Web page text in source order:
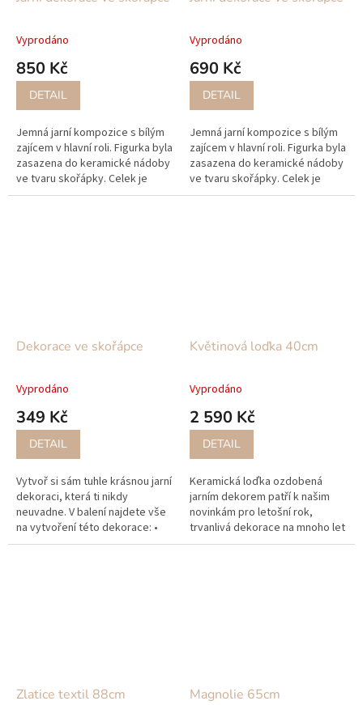
Vyprodáno
850 Kč
DETAIL
Jemná jarní kompozice s bílým
zajícem v hlavní roli. Figurka byla
zasazena do keramické nádoby
ve tvaru skořápky. Celek je
veden ve světlých, pastelových
Vyprodáno
690 Kč
DETAIL
Jemná jarní kompozice s bílým
zajícem v hlavní roli. Figurka byla
zasazena do keramické nádoby
ve tvaru skořápky. Celek je
veden ve světlých, pastelových
Dekorace ve skořápce
Vyprodáno
349 Kč
DETAIL
Vytvoř si sám tuhle krásnou jarní
dekoraci, která ti nikdy
neuvadne. V balení najdete vše
na vytvoření této dekorace: •
keramická skořápka • hmota na
Květinová loďka 40cm
Vyprodáno
2 590 Kč
DETAIL
Keramická loďka ozdobená
jarním dekorem patří k našim
novinkám pro letošní rok,
trvanlivá dekorace na mnoho let
dopředu!
Zlatice textil 88cm Magnolie 65cm